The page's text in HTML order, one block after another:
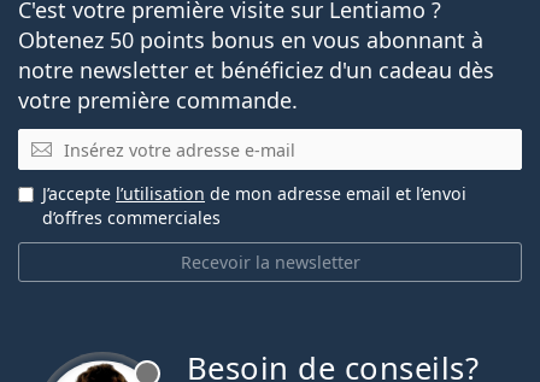
C'est votre première visite sur Lentiamo ?
Obtenez 50 points bonus en vous abonnant à
notre newsletter et bénéficiez d'un cadeau dès
votre première commande.
E-mail
Recevoir la newsletter
J’accepte l’utilisation de mon adresse email et l’envoi
d’offres commerciales
Besoin de conseils?